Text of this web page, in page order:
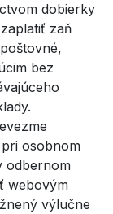
dobierky
zaň
bez
osobnom
odbernom
webovým
výlučne